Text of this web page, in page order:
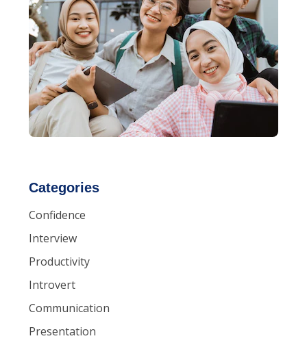
Categories
Confidence
Interview
Productivity
Introvert
Communication
Presentation